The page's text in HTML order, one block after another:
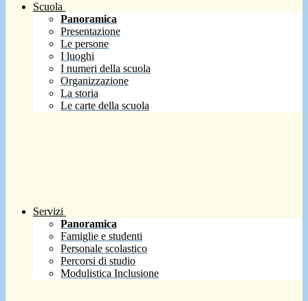
Scuola
Panoramica
Presentazione
Le persone
I luoghi
I numeri della scuola
Organizzazione
La storia
Le carte della scuola
Servizi
Panoramica
Famiglie e studenti
Personale scolastico
Percorsi di studio
Modulistica Inclusione